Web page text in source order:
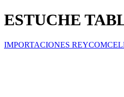
ESTUCHE
IMPORTACIONES